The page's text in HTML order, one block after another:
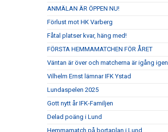
ANMÄLAN ÄR ÖPPEN NU!
Förlust mot HK Varberg
Fåtal platser kvar, häng med!
FÖRSTA HEMMAMATCHEN FÖR ÅRET
Väntan är över och matcherna är igång igen
Vilhelm Ernst lämnar IFK Ystad
Lundaspelen 2025
Gott nytt år IFK-Familjen
Delad poäng i Lund
Hemmamatch på bortaplan i Lund